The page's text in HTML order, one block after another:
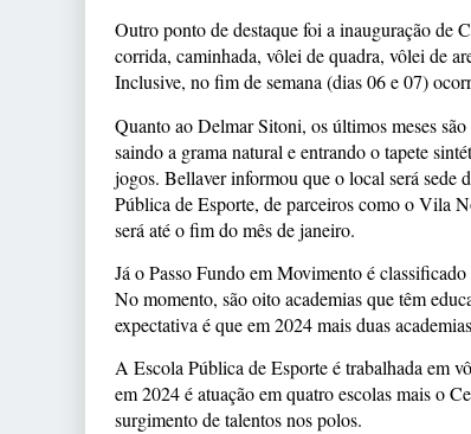
Outro ponto de destaque foi a inauguração de
corrida, caminhada, vôlei de quadra, vôlei de
Inclusive, no fim de semana (dias 06 e 07)
Quanto ao Delmar Sitoni, os últimos meses
saindo a grama natural e entrando o tapete
jogos. Bellaver informou que o local será
Pública de Esporte, de parceiros como o Vila
será até o fim do mês de janeiro.
Já o Passo Fundo em Movimento é
No momento, são oito academias que têm
expectativa é que em 2024 mais duas
A Escola Pública de Esporte é trabalhada em
em 2024 é atuação em quatro escolas mais o
surgimento de talentos nos polos.